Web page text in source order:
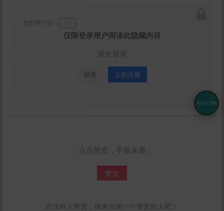
仅限登录用户阅读此隐藏内容
请先登录
登录 立刻注册
您的用户组：
「点点赞赏，手留余香」
赞赏
还没有人赞赏，快来当第一个赞赏的人吧！
ACGCBK